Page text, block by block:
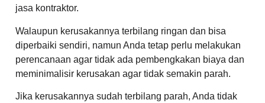
jasa kontraktor.
Walaupun kerusakannya terbilang ringan dan bisa
diperbaiki sendiri, namun Anda tetap perlu melakukan
perencanaan agar tidak ada pembengkakan biaya dan
meminimalisir kerusakan agar tidak semakin parah.
Jika kerusakannya sudah terbilang parah, Anda tidak